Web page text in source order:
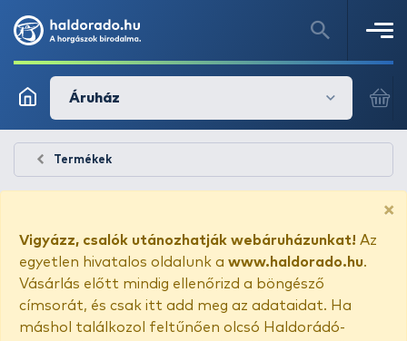
Áruház
Termékek
×
Vigyázz, csalók utánozhatják webáruházunkat! Az
egyetlen hivatalos oldalunk a www.haldorado.hu.
Vásárlás előtt mindig ellenőrizd a böngésző
címsorát, és csak itt add meg az adataidat. Ha
máshol találkozol feltűnően olcsó Haldorádó-